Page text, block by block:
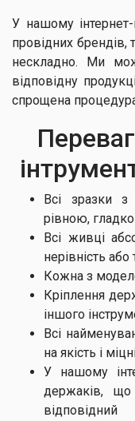
У нашому інтернет-
провідних брендів,
нескладно. Ми
відповідну
спрощена
Всі зразки з
рівною,
Всі живці
нерівність або
Кожна з
Кріплення
іншого
Всі
на якість і
У нашому
держаків, що